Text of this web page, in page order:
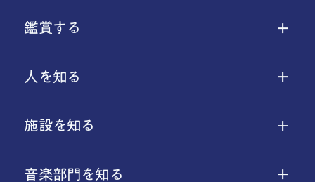
鑑賞する
人を知る
施設を知る
音楽部門を知る